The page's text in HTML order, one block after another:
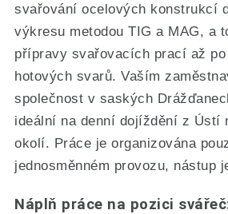
svařování ocelových konstrukcí
výkresu metodou TIG a MAG, a
přípravy svařovacích prací až
hotových svarů. Vaším
společnost v saských
ideální na denní dojíždění z Ústí
okolí. Práce je organizována
jednosměnném provozu, nástup
Náplň práce na pozici